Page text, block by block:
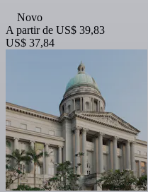
Novo
A partir de US$ 39,83
US$ 37,84